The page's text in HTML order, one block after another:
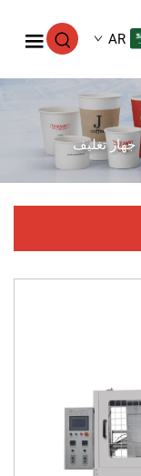
AR
جهاز تغليف